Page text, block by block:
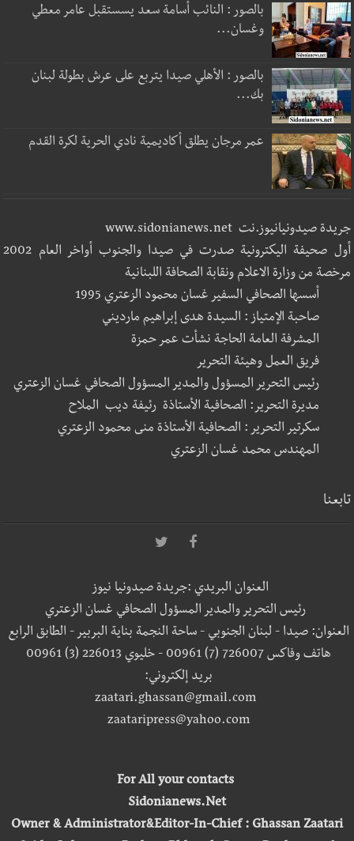
بالصور : النائب أسامة سعد يسستقبل عامر معطي
وغسان...
بالصور : الأهلي صيدا يتربع على عرش بطولة لبنان
بك...
عمر مرجان يطلق أكاديمية نادي الحرية لكرة القدم
جريدة صيدونيانيوز.نت www.sidonianews.net
أول صحيفة اليكترونية صدرت في صيدا والجنوب أواخر العام 2002
مرخصة من وزارة الاعلام ونقابة الصحافة اللبنانية
أسسها الصحافي السفير غسان محمود الزعتري 1995
صاحبة الإمتياز : السيدة هدى إبراهيم مارديني
المشرفة العامة الحاجة نشأت عمر حمزة
فريق العمل وهيئة التحرير
رئيس التحرير المسؤول والمدير المسؤول الصحافي غسان الزعتري
مديرة التحرير: الصحافية الأستاذة رئيفة ديب الملاح
سكرتير التحرير : الصحافية الأستاذة منى محمود الزعتري
المهندس محمد غسان الزعتري
تابعنا
العنوان البريدي :جريدة صيدونيا نيوز
رئيس التحرير والمدير المسؤول الصحافي غسان الزعتري
العنوان: صيدا - لبنان الجنوبي - ساحة النجمة بناية البربير - الطابق الرابع
هاتف وفاكس 726007 (7) 00961 - خليوي 226013 (3) 00961
بريد إلكتروني:
zaatari.ghassan@gmail.com
zaataripress@yahoo.com
For All your contacts
Sidonianews.Net
Owner & Administrator&Editor-In-Chief : Ghassan Zaatari